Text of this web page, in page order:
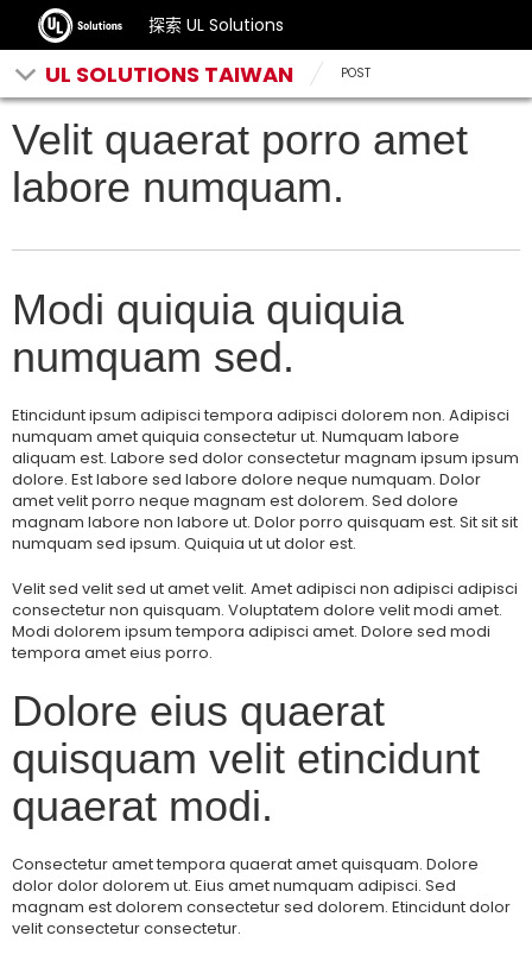
探索 UL Solutions
UL SOLUTIONS TAIWAN POST
Velit quaerat porro amet
labore numquam.
Modi quiquia quiquia
numquam sed.
Etincidunt ipsum adipisci tempora adipisci dolorem non. Adipisci
numquam amet quiquia consectetur ut. Numquam labore
aliquam est. Labore sed dolor consectetur magnam ipsum ipsum
dolore. Est labore sed labore dolore neque numquam. Dolor
amet velit porro neque magnam est dolorem. Sed dolore
magnam labore non labore ut. Dolor porro quisquam est. Sit sit sit
numquam sed ipsum. Quiquia ut ut dolor est.
Velit sed velit sed ut amet velit. Amet adipisci non adipisci adipisci
consectetur non quisquam. Voluptatem dolore velit modi amet.
Modi dolorem ipsum tempora adipisci amet. Dolore sed modi
tempora amet eius porro.
Dolore eius quaerat
quisquam velit etincidunt
quaerat modi.
Consectetur amet tempora quaerat amet quisquam. Dolore
dolor dolor dolorem ut. Eius amet numquam adipisci. Sed
magnam est dolorem consectetur sed dolorem. Etincidunt dolor
velit consectetur consectetur.